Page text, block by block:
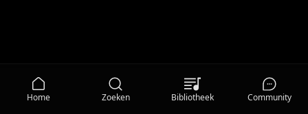
Home Zoeken Bibliotheek Community